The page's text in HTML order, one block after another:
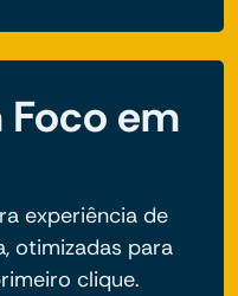
Foco em
experiência de
otimizadas para
clique.